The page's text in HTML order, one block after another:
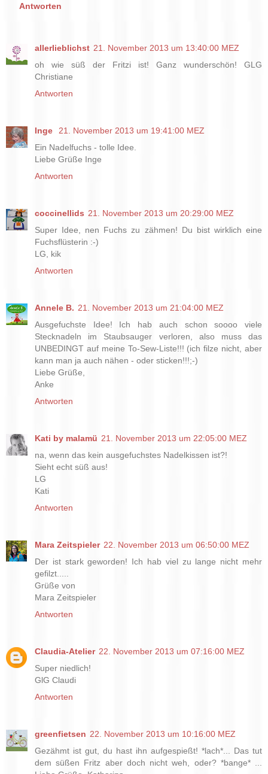
Antworten
allerlieblichst 21. November 2013 um 13:40:00 MEZ
oh wie süß der Fritzi ist! Ganz wunderschön! GLG
Christiane
Antworten
Inge
21. November 2013 um 19:41:00 MEZ
Ein Nadelfuchs - tolle Idee.
Liebe Grüße Inge
Antworten
coccinellids 21. November 2013 um 20:29:00 MEZ
Super Idee, nen Fuchs zu zähmen! Du bist wirklich eine
Fuchsflüsterin :-)
LG, kik
Antworten
Annele B. 21. November 2013 um 21:04:00 MEZ
Ausgefuchste Idee! Ich hab auch schon soooo viele
Stecknadeln im Staubsauger verloren, also muss das
UNBEDINGT auf meine To-Sew-Liste!!! (ich filze nicht, aber
kann man ja auch nähen - oder sticken!!!;-)
Liebe Grüße,
Anke
Antworten
Kati by malamü 21. November 2013 um 22:05:00 MEZ
na, wenn das kein ausgefuchstes Nadelkissen ist?!
Sieht echt süß aus!
LG
Kati
Antworten
Mara Zeitspieler 22. November 2013 um 06:50:00 MEZ
Der ist stark geworden! Ich hab viel zu lange nicht mehr
gefilzt.....
Grüße von
Mara Zeitspieler
Antworten
Claudia-Atelier 22. November 2013 um 07:16:00 MEZ
Super niedlich!
GlG Claudi
Antworten
greenfietsen 22. November 2013 um 10:16:00 MEZ
Gezähmt ist gut, du hast ihn aufgespießt! *lach*... Das tut
dem süßen Fritz aber doch nicht weh, oder? *bange* ...